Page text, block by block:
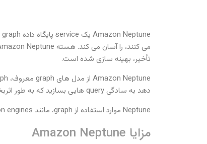
تأخیر، بهینه سازی شده است.
دهد به سادگی query هایی بسازید که به طور اثربخش مجموعه داده های بهم مرتبط را هدایت و کنترل کند.
Neptune موارد استفاده از graph، مانند recommendation engines، تشخیص کلاهبرداری، graph های knowledge، drug discovery و امنیت شبکه را تقویت می کند.
مزایا Amazon Neptune